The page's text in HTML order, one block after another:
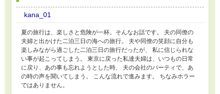
kana_01
夏の旅行は、楽しさと危険が一杯。そんなお話です。 夫の同僚の
夫婦と出かけた二泊三日の海への旅行。 夫や同僚の笑顔に自分も
楽しみながら過ごした二泊三日の旅行だったが、 私に信じられな
い事が起こってしまう。 東京に戻った私達夫婦は、いつもの日常
に戻り、あの事も忘れようとした時、 夫の会社のパーティで、あ
の時の声を聞いてしまう。 こんな流れで進みます。 ちなみホラー
ではありません。